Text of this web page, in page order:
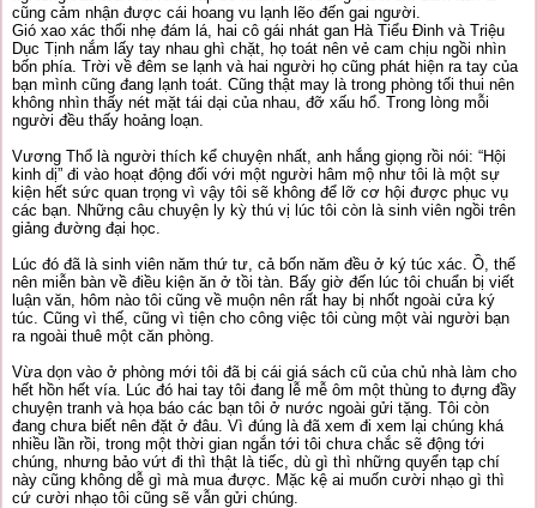
cũng cảm nhận được cái hoang vu lạnh lẽo đến gai người.
Gió xao xác thổi nhẹ đám lá, hai cô gái nhát gan Hà Tiểu Đinh và Triệu
Dục Tịnh nắm lấy tay nhau ghì chặt, họ toát nên vẻ cam chịu ngồi nhìn
bốn phía. Trời về đêm se lạnh và hai người họ cũng phát hiện ra tay của
bạn mình cũng đang lạnh toát. Cũng thật may là trong phòng tối thui nên
không nhìn thấy nét mặt tái dại của nhau, đỡ xấu hổ. Trong lòng mỗi
người đều thấy hoảng loạn.
Vương Thổ là người thích kể chuyện nhất, anh hắng giọng rồi nói: “Hội
kinh dị” đi vào hoạt động đối với một người hâm mộ như tôi là một sự
kiện hết sức quan trọng vì vậy tôi sẽ không để lỡ cơ hội được phục vụ
các bạn. Những câu chuyện ly kỳ thú vị lúc tôi còn là sinh viên ngồi trên
giảng đường đại học.
Lúc đó đã là sinh viên năm thứ tư, cả bốn năm đều ở ký túc xác. Ồ, thế
nên miễn bàn về điều kiện ăn ở tồi tàn. Bấy giờ đến lúc tôi chuẩn bị viết
luận văn, hôm nào tôi cũng về muộn nên rất hay bị nhốt ngoài cửa ký
túc. Cũng vì thế, cũng vì tiện cho công việc tôi cùng một vài người bạn
ra ngoài thuê một căn phòng.
Vừa dọn vào ở phòng mới tôi đã bị cái giá sách cũ của chủ nhà làm cho
hết hồn hết vía. Lúc đó hai tay tôi đang lễ mễ ôm một thùng to đựng đầy
chuyện tranh và họa báo các bạn tôi ở nước ngoài gửi tặng. Tôi còn
đang chưa biết nên đặt ở đâu. Vì đúng là đã xem đi xem lại chúng khá
nhiều lần rồi, trong một thời gian ngắn tới tôi chưa chắc sẽ động tới
chúng, nhưng bảo vứt đi thì thật là tiếc, dù gì thì những quyển tạp chí
này cũng không dễ gì mà mua được. Mặc kệ ai muốn cười nhạo gì thì
cứ cười nhạo tôi cũng sẽ vẫn gửi chúng.